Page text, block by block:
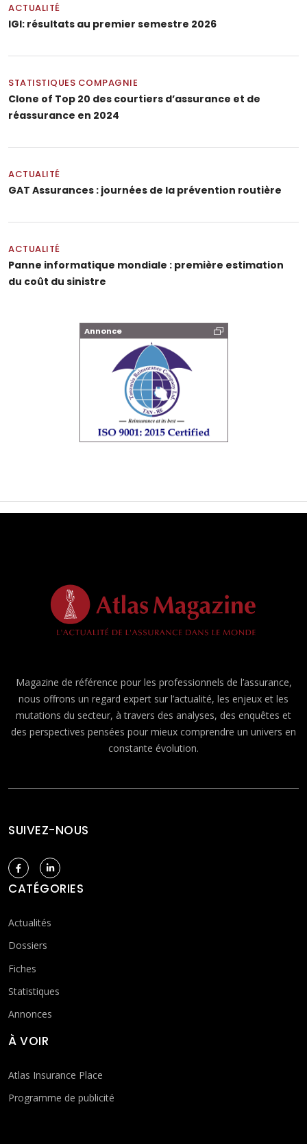
ACTUALITÉ
IGI: résultats au premier semestre 2026
STATISTIQUES COMPAGNIE
Clone of Top 20 des courtiers d’assurance et de
réassurance en 2024
ACTUALITÉ
GAT Assurances : journées de la prévention routière
ACTUALITÉ
Panne informatique mondiale : première estimation
du coût du sinistre
Annonce
Magazine de référence pour les professionnels de l’assurance,
nous offrons un regard expert sur l’actualité, les enjeux et les
mutations du secteur, à travers des analyses, des enquêtes et
des perspectives pensées pour mieux comprendre un univers en
constante évolution.
SUIVEZ-NOUS
CATÉGORIES
Actualités
Dossiers
Fiches
Statistiques
Annonces
À VOIR
Atlas Insurance Place
Programme de publicité